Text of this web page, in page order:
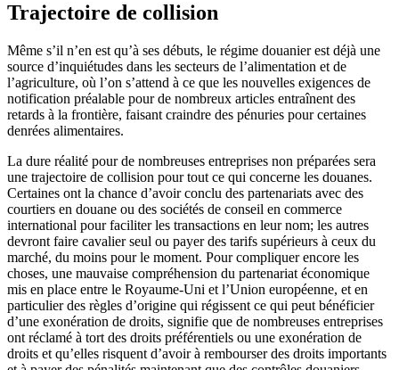
Trajectoire de collision
Même s’il n’en est qu’à ses débuts, le régime douanier est déjà une
source d’inquiétudes dans les secteurs de l’alimentation et de
l’agriculture, où l’on s’attend à ce que les nouvelles exigences de
notification préalable pour de nombreux articles entraînent des
retards à la frontière, faisant craindre des pénuries pour certaines
denrées alimentaires.
La dure réalité pour de nombreuses entreprises non préparées sera
une trajectoire de collision pour tout ce qui concerne les douanes.
Certaines ont la chance d’avoir conclu des partenariats avec des
courtiers en douane ou des sociétés de conseil en commerce
international pour faciliter les transactions en leur nom; les autres
devront faire cavalier seul ou payer des tarifs supérieurs à ceux du
marché, du moins pour le moment. Pour compliquer encore les
choses, une mauvaise compréhension du partenariat économique
mis en place entre le Royaume-Uni et l’Union européenne, et en
particulier des règles d’origine qui régissent ce qui peut bénéficier
d’une exonération de droits, signifie que de nombreuses entreprises
ont réclamé à tort des droits préférentiels ou une exonération de
droits et qu’elles risquent d’avoir à rembourser des droits importants